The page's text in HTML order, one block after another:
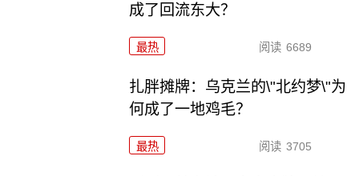
成了回流东大？
最热 阅读 6689
扎胖摊牌：乌克兰的\"北约梦\"为
何成了一地鸡毛？
最热 阅读 3705